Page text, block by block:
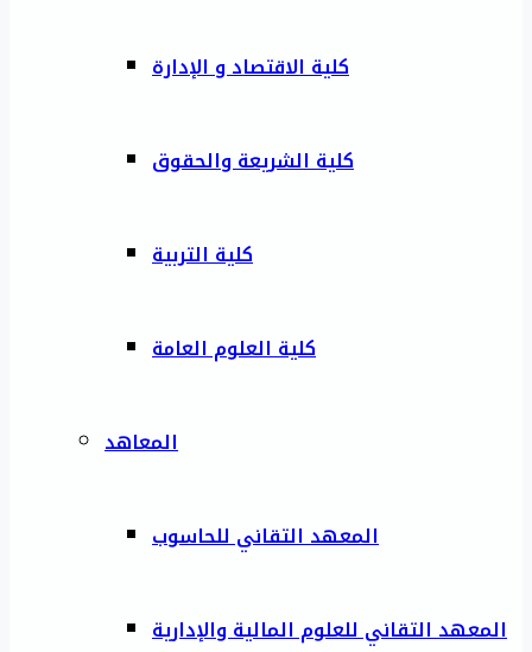
كلية الاقتصاد و الإدارة
كلية الشريعة والحقوق
كلية التربية
كلية العلوم العامة
المعاهد
المعهد التقاني للحاسوب
المعهد التقاني للعلوم المالية والإدارية